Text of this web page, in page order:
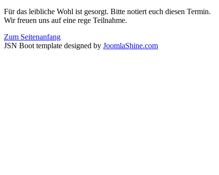
Für das leibliche Wohl ist gesorgt. Bitte notiert euch diesen Termin.
Wir freuen uns auf eine rege Teilnahme.
Zum Seitenanfang
JSN Boot template designed by JoomlaShine.com